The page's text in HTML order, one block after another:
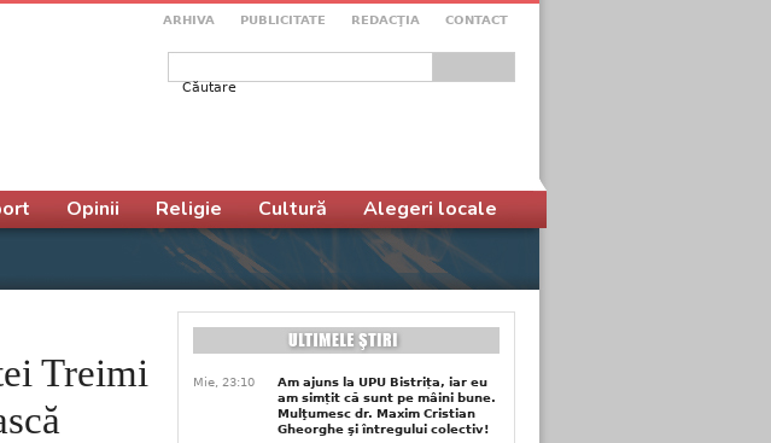
ARHIVA PUBLICITATE REDACŢIA CONTACT
Formular de căutare
Treimi
Opinii Religie Cultură Alegeri locale
Mie, 23:10
Am ajuns la UPU Bistrița, iar eu
am simțit că sunt pe mâini bune.
Mulţumesc dr. Maxim Cristian
Gheorghe şi întregului colectiv!